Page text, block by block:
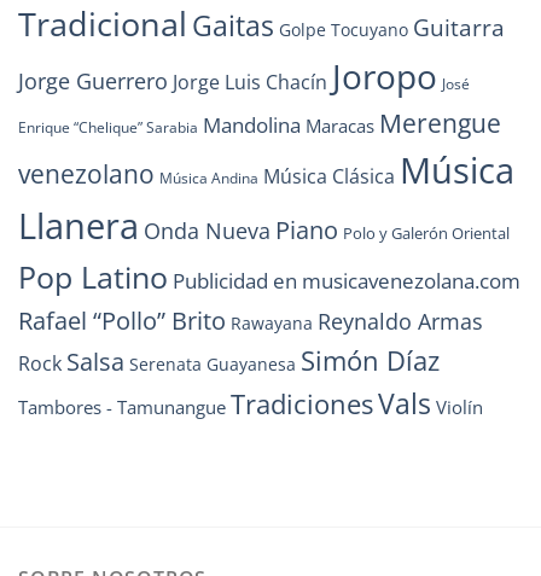
Tradicional Gaitas Golpe Tocuyano Guitarra
Jorge Guerrero Jorge Luis Chacín Joropo José
Enrique “Chelique” Sarabia Mandolina Maracas Merengue
venezolano Música Andina Música Clásica Música
Llanera Onda Nueva Piano Polo y Galerón Oriental
Pop Latino Publicidad en musicavenezolana.com
Rafael “Pollo” Brito Rawayana Reynaldo Armas
Rock Salsa Serenata Guayanesa Simón Díaz
Tambores - Tamunangue TradicionesVals Violín